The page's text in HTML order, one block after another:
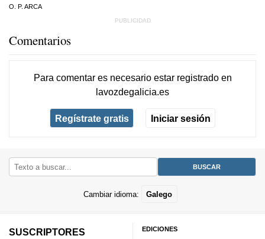
O. P. ARCA
Comentarios
Para comentar es necesario estar registradoen
lavozdegalicia.es
Regístrate gratis Iniciar sesión
Cambiar idioma: Galego
SUSCRIPTORES
EDICIONES